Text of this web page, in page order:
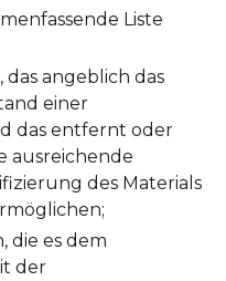
Liste
angeblich das
einer
das entfernt oder
ausreichende
des Materials
die es dem
der